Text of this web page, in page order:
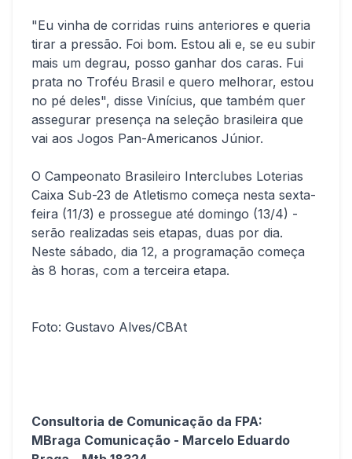
"Eu vinha de corridas ruins anteriores e queria
tirar a pressão. Foi bom. Estou ali e, se eu subir
mais um degrau, posso ganhar dos caras. Fui
prata no Troféu Brasil e quero melhorar, estou
no pé deles", disse Vinícius, que também quer
assegurar presença na seleção brasileira que
vai aos Jogos Pan-Americanos Júnior.
O Campeonato Brasileiro Interclubes Loterias
Caixa Sub-23 de Atletismo começa nesta sexta-
feira (11/3) e prossegue até domingo (13/4) -
serão realizadas seis etapas, duas por dia.
Neste sábado, dia 12, a programação começa
às 8 horas, com a terceira etapa.
Foto: Gustavo Alves/CBAt
Consultoria de Comunicação da FPA:
MBraga Comunicação - Marcelo Eduardo